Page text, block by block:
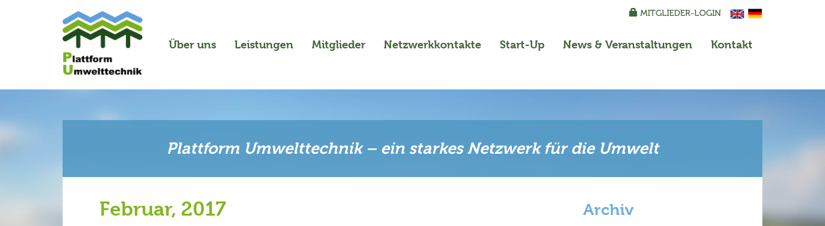
MITGLIEDER-LOGIN
Über uns Leistungen Mitglieder Netzwerkkontakte Start-Up News & Veranstaltungen Kontakt
Plattform Umwelttechnik – ein starkes Netzwerk für die Umwelt
Februar, 2017 Archiv